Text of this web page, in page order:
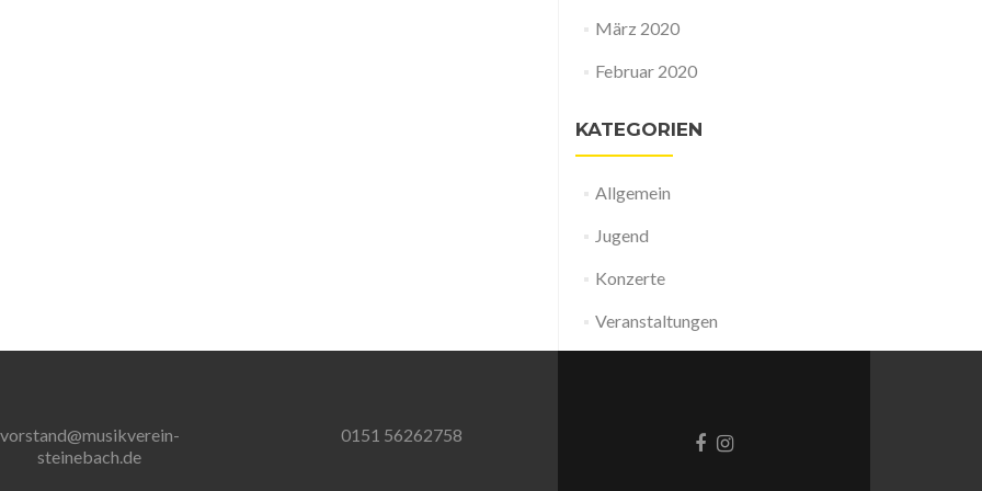
März 2020
Februar 2020
KATEGORIEN
Allgemein
Jugend
Konzerte
Veranstaltungen
vorstand@musikverein-
steinebach.de
0151 56262758
Facebook-
Instagram